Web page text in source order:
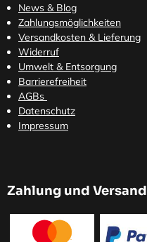
News & Blog
Zahlungsmöglichkeiten
Versandkosten & Lieferung
Widerruf
Umwelt & Entsorgung
Barrierefreiheit
AGBs
Datenschutz
Impressum
Zahlung und Versand